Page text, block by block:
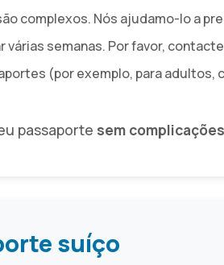
complexos. Nós ajudamo-lo a
várias semanas. Por favor,
(por exemplo, para
passaporte sem complicações
suíço